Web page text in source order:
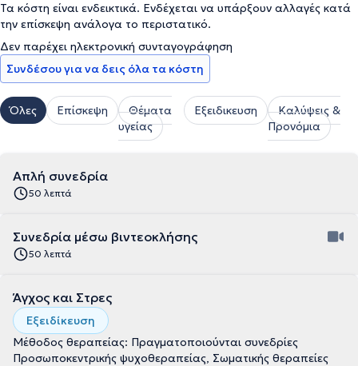
Τα κόστη είναι ενδεικτικά. Ενδέχεται να υπάρξουν αλλαγές κατά
την επίσκεψη ανάλογα το περιστατικό.
Δεν παρέχει ηλεκτρονική συνταγογράφηση
Συνδέσου για να δεις όλα τα κόστη
Όλες Επίσκεψη
Θέματα
υγείας
Εξειδικευση
Καλύψεις &
Προνόμια
Απλή συνεδρία
50 λεπτά
Συνεδρία μέσω βιντεοκλήσης
50 λεπτά
Άγχος και Στρες
Εξειδίκευση
Μέθοδος θεραπείας: Πραγματοποιούνται συνεδρίες
Προσωποκεντρικής ψυχοθεραπείας, Σωματικής θεραπείες